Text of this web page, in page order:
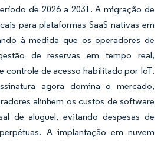
de 2026 a 2031. A migração de
para plataformas SaaS nativas em
à medida que os operadores de
de reservas em tempo real,
controle de acesso habilitado por IoT.
agora domina o mercado,
alinhem os custos de software
de aluguel, evitando despesas de
A implantação em nuvem